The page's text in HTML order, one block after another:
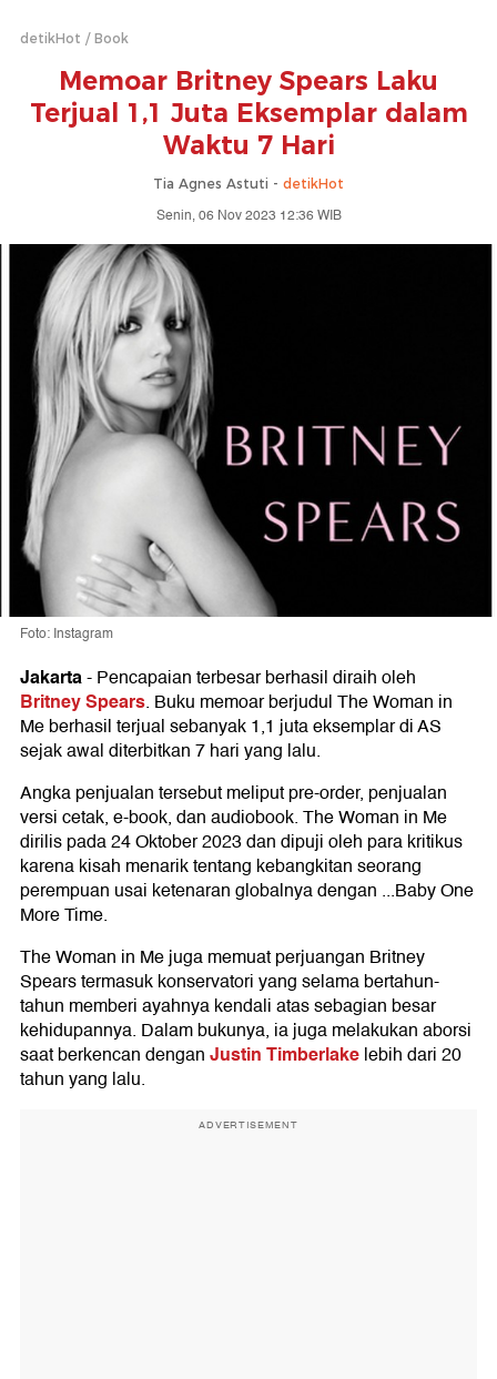
detikHot Book
Memoar Britney Spears Laku
Terjual 1,1 Juta Eksemplar dalam
Waktu 7 Hari
Tia Agnes Astuti - detikHot
Senin, 06 Nov 2023 12:36 WIB
Foto: Instagram
Jakarta-Pencapaian terbesar berhasil diraih oleh
Britney Spears. Buku memoar berjudul The Woman in
Me berhasil terjual sebanyak 1,1 juta eksemplar di AS
sejak awal diterbitkan 7 hari yang lalu.
Angka penjualan tersebut meliput pre-order, penjualan
versi cetak, e-book, dan audiobook. The Woman in Me
dirilis pada 24 Oktober 2023 dan dipuji oleh para kritikus
karena kisah menarik tentang kebangkitan seorang
perempuan usai ketenaran globalnya dengan ...Baby One
More Time.
The Woman in Me juga memuat perjuangan Britney
Spears termasuk konservatori yang selama bertahun-
tahun memberi ayahnya kendali atas sebagian besar
kehidupannya. Dalam bukunya, ia juga melakukan aborsi
saat berkencan denganJustin Timberlakelebih dari 20
tahun yang lalu.
ADVERTISEMENT